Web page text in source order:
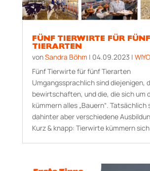
FÜNF TIERWIRTE FÜR FÜNF
TIERARTEN
vonSandra Böhm | 04.09.2023 |
Fünf Tierwirte für fünf Tierarten
Umgangssprachlich sind diejenigen,
bewirtschaften, und die, die sich um
kümmern alles „Bauern“. Tatsächlich
dahinter aber verschiedene
Kurz & knapp: Tierwirte kümmern